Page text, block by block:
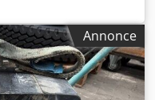
d’une puissance de
des travaux
ainsi que pour le
de pose et de
structure
aux photos –
Annonce